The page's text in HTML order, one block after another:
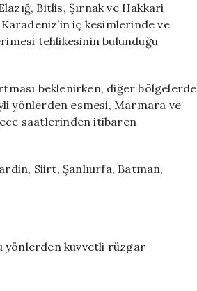
Bitlis, Şırnak ve Hakkari
iç kesimlerinde ve
tehlikesinin bulunduğu
beklenirken, diğer bölgelerde
yönlerden esmesi, Marmara ve
saatlerinden itibaren
Siirt, Şanlıurfa, Batman,
yönlerden kuvvetli rüzgar